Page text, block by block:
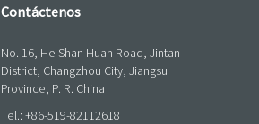
Contáctenos
No. 16, He Shan Huan Road, Jintan
District, Changzhou City, Jiangsu
Province, P. R. China
Tel.: +86-519-82112618